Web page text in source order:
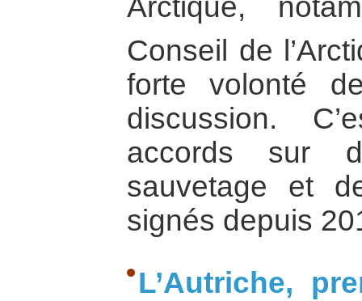
Arctique,
Conseil de
forte volonté
discussion.
accords sur
sauvetage et
signés depuis
L’Autriche,